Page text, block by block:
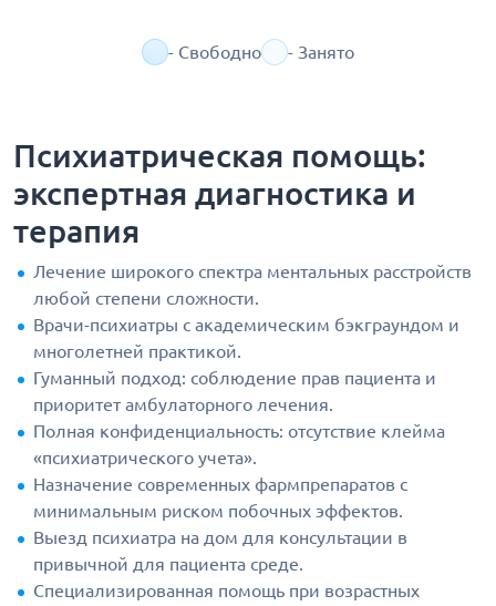
- Свободно - Занято
Психиатрическая помощь:
экспертная диагностика и
терапия
Лечение широкого спектра ментальных расстройств
любой степени сложности.
Врачи-психиатры с академическим бэкграундом и
многолетней практикой.
Гуманный подход: соблюдение прав пациента и
приоритет амбулаторного лечения.
Полная конфиденциальность: отсутствие клейма
«психиатрического учета».
Назначение современных фармпрепаратов с
минимальным риском побочных эффектов.
Выезд психиатра на дом для консультации в
привычной для пациента среде.
Специализированная помощь при возрастных